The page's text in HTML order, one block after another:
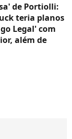
de Portiolli:
teria planos
Legal' com
além de